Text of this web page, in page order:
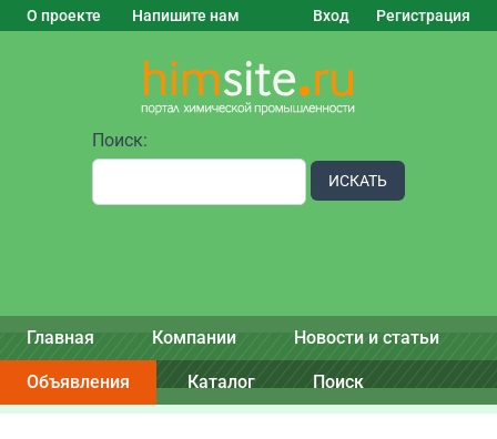
О проекте Напишите нам Вход Регистрация
Поиск:
ИСКАТЬ
Главная Компании Новости и статьи
Объявления Каталог Поиск